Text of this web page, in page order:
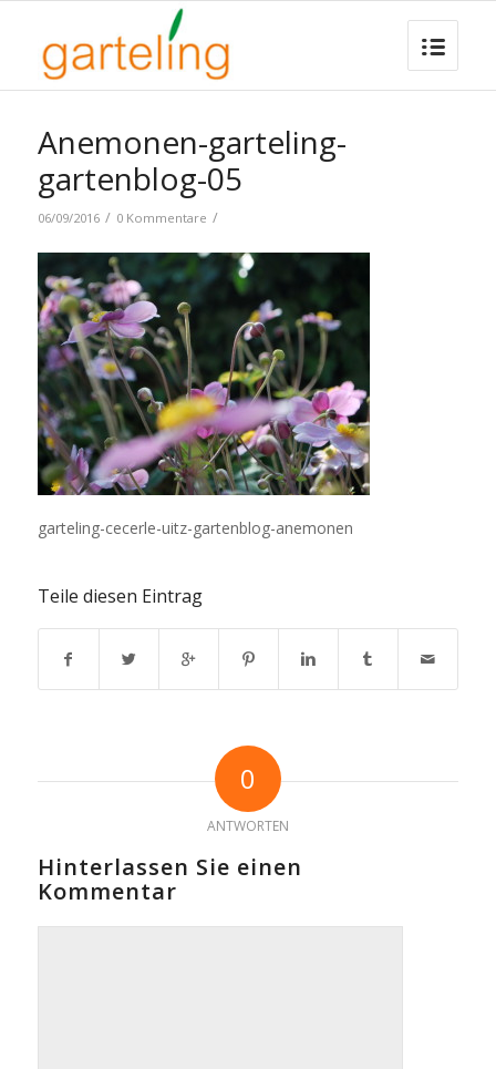
Anemonen-garteling-
gartenblog-05
06/09/2016 / 0 Kommentare /
garteling-cecerle-uitz-gartenblog-anemonen
Teile diesen Eintrag
0
ANTWORTEN
Hinterlassen Sie einen
Kommentar